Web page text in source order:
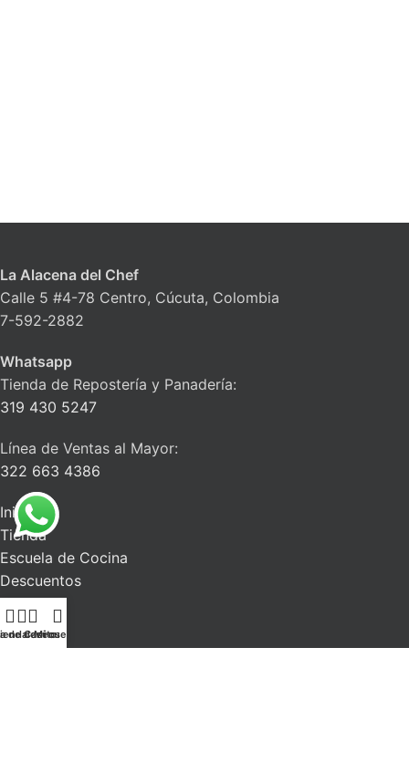
La Alacena del Chef
Calle 5 #4-78 Centro, Cúcuta, Colombia
7-592-2882
Whatsapp
Tienda de Repostería y Panadería:
319 430 5247
Línea de Ventas al Mayor:
322 663 4386
Inicio
Tienda
Escuela de Cocina
Descuentos
Blog
Contacto
de deseos
Carrito
Mi cuenta